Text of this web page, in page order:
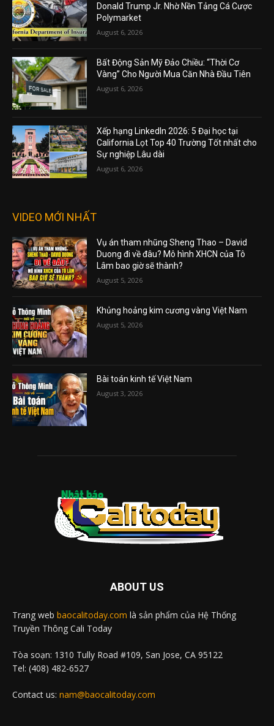
Donald Trump Jr. Nhờ Nền Tảng Cá Cược
Polymarket
August 6, 2026
Bất Động Sản Mỹ Đảo Chiều: “Thời Cơ
Vàng” Cho Người Mua Căn Nhà Đầu Tiên
August 6, 2026
Xếp hạng LinkedIn 2026: 5 Đại học tại
California Lọt Top 40 Trường Tốt nhất cho
Sự nghiệp Lâu dài
August 6, 2026
VIDEO MỚI NHẤT
Vụ án tham nhũng Sheng Thao – David
Duong đi về đâu? Mô hình XHCN của Tô
Lâm bao giờ sẽ thành?
August 5, 2026
Khủng hoảng kim cương vàng Việt Nam
August 5, 2026
Bài toán kinh tế Việt Nam
August 3, 2026
ABOUT US
Trang web baocalitoday.com là sản phẩm của Hệ Thống
Truyền Thông Cali Today
Tòa soạn: 1310 Tully Road #109, San Jose, CA 95122
Tel: (408) 482-6527
Contact us: nam@baocalitoday.com